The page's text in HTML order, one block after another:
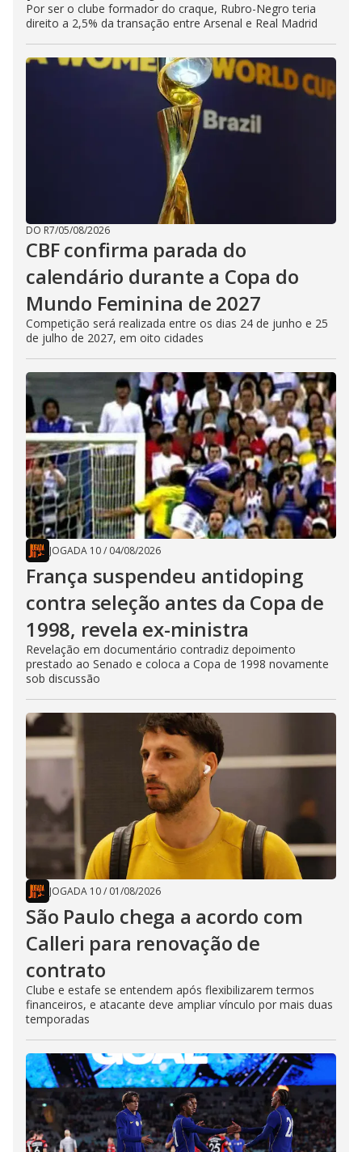
Por ser o clube formador do craque, Rubro-Negro teria
direito a 2,5% da transação entre Arsenal e Real Madrid
DO R7/05/08/2026
CBF confirma parada do
calendário durante a Copa do
Mundo Feminina de 2027
Competição será realizada entre os dias 24 de junho e 25
de julho de 2027, em oito cidades
JOGADA 10/ 04/08/2026
França suspendeu antidoping
contra seleção antes da Copa de
1998, revela ex-ministra
Revelação em documentário contradiz depoimento
prestado ao Senado e coloca a Copa de 1998 novamente
sob discussão
JOGADA 10/ 01/08/2026
São Paulo chega a acordo com
Calleri para renovação de
contrato
Clube e estafe se entendem após flexibilizarem termos
financeiros, e atacante deve ampliar vínculo por mais duas
temporadas